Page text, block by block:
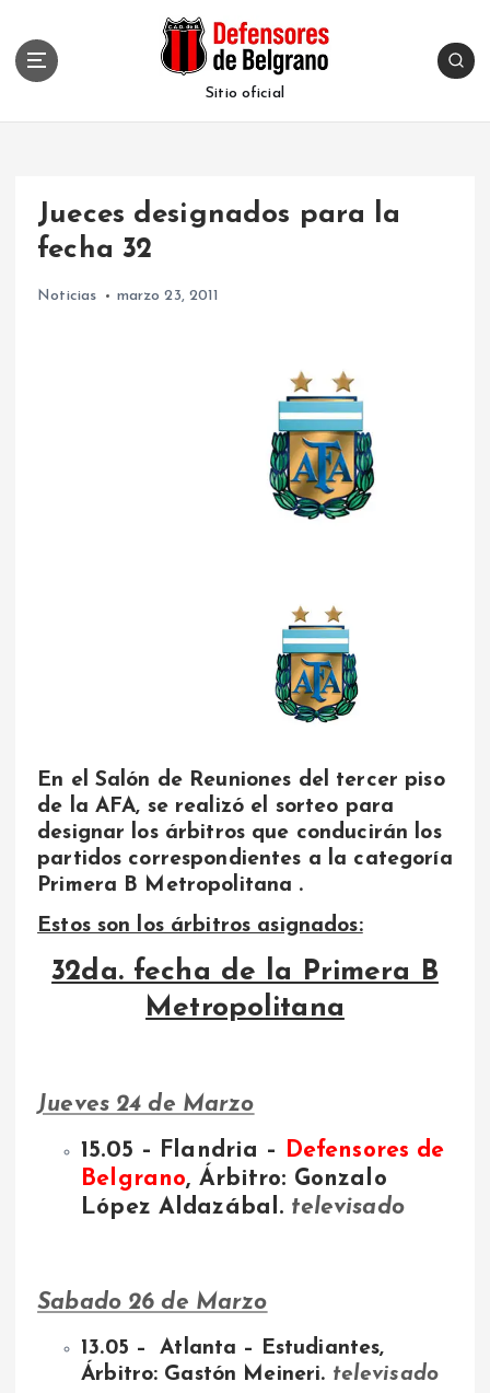
Sitio oficial
Jueces designados para la
fecha 32
Noticias marzo 23, 2011
En el Salón de Reuniones del tercer piso
de la AFA, se realizó el sorteo para
designar los árbitros que conducirán los
partidos correspondientes a la categoría
Primera B Metropolitana .
Estos son los árbitros asignados:
32da. fecha de la Primera B
Metropolitana
Jueves 24 de Marzo
15.05 – Flandria –
Defensores de
Belgrano, Árbitro: Gonzalo
López Aldazábal. televisado
Sabado 26 de Marzo
13.05 – Atlanta – Estudiantes,
Árbitro: Gastón Meineri. televisado